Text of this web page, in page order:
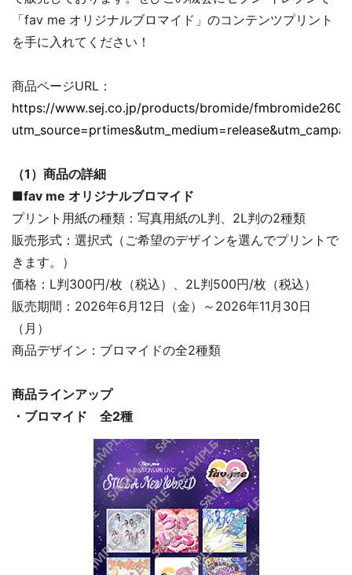
「fav me オリジナルブロマイド」のコンテンツプリント
を手に入れてください！
商品ページURL：
https://www.sej.co.jp/products/bromide/
（1）商品の詳細
■fav me オリジナルブロマイド
プリント用紙の種類：写真用紙のL判、2L判の2種類
販売形式：選択式（ご希望のデザインを選んでプリントで
きます。）
価格：L判300円/枚（税込）、2L判500円/枚（税込）
販売期間：2026年6月12日（金）～2026年11月30日
（月）
商品デザイン：ブロマイドの全2種類
商品ラインアップ
・ブロマイド 全2種